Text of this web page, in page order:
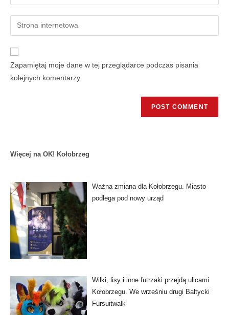
Zapamiętaj moje dane w tej przeglądarce podczas pisania
kolejnych komentarzy.
Więcej na OK! Kołobrzeg
Ważna zmiana dla Kołobrzegu. Miasto
podlega pod nowy urząd
Wilki, lisy i inne futrzaki przejdą ulicami
Kołobrzegu. We wrześniu drugi Bałtycki
Fursuitwalk